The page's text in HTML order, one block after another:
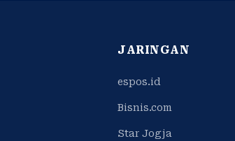
JARINGAN
espos.id
Bisnis.com
Star Jogja